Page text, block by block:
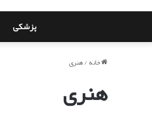
پزشکی
خانه/هنری
هنری